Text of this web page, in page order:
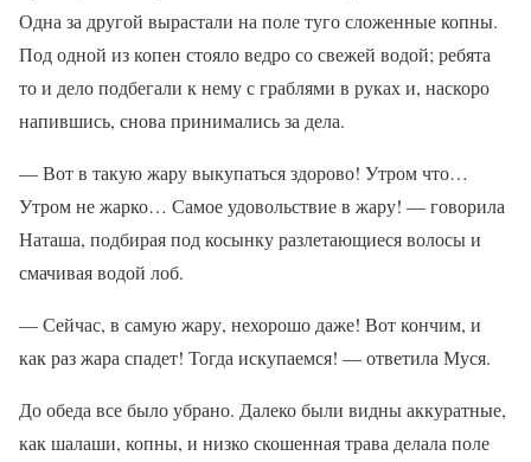
Одна за другой вырастали на поле туго сложенные копны.
Под одной из копен стояло ведро со свежей водой; ребята
то и дело подбегали к нему с граблями в руках и, наскоро
напившись, снова принимались за дела.
— Вот в такую жару выкупаться здорово! Утром что…
Утром не жарко… Самое удовольствие в жару! — говорила
Наташа, подбирая под косынку разлетающиеся волосы и
смачивая водой лоб.
— Сейчас, в самую жару, нехорошо даже! Вот кончим, и
как раз жара спадет! Тогда искупаемся! — ответила Муся.
До обеда все было убрано. Далеко были видны аккуратные,
как шалаши, копны, и низко скошенная трава делала поле